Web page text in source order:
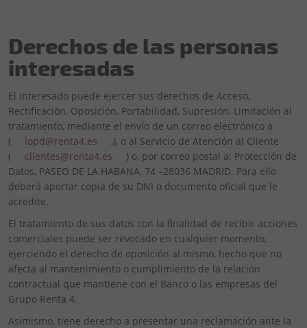
Derechos de las personas
interesadas
El interesado puede ejercer sus derechos de Acceso,
Rectificación, Oposición, Portabilidad, Supresión, Limitación al
tratamiento, mediante el envío de un correo electrónico a
(
lopd@renta4.es
,), o al Servicio de Atención al Cliente
(
clientes@renta4.es
) o, por correo postal a: Protección de
Datos, PASEO DE LA HABANA, 74 –28036 MADRID. Para ello
deberá aportar copia de su DNI o documento oficial que le
acredite.
El tratamiento de sus datos con la finalidad de recibir acciones
comerciales puede ser revocado en cualquier momento,
ejerciendo el derecho de oposición al mismo, hecho que no
afecta al mantenimiento o cumplimiento de la relación
contractual que mantiene con el Banco o las empresas del
Grupo Renta 4.
Asimismo, tiene derecho a presentar una reclamación ante la